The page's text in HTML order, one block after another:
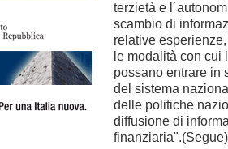
terzietà e
scambio di
relative
le modalità con
possano entrare in
del sistema
delle politiche
diffusione di